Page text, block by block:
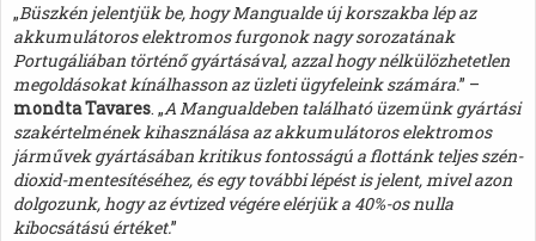
„Büszkén jelentjük be, hogy Mangualde új korszakba lép az
akkumulátoros elektromos furgonok nagy sorozatának
Portugáliában történő gyártásával, azzal hogy nélkülözhetetlen
megoldásokat kínálhasson az üzleti ügyfeleink számára.” –
mondta Tavares. „A Mangualdeben található üzemünk gyártási
szakértelmének kihasználása az akkumulátoros elektromos
járművek gyártásában kritikus fontosságú a flottánk teljes szén-
dioxid-mentesítéséhez, és egy további lépést is jelent, mivel azon
dolgozunk, hogy az évtized végére elérjük a 40%-os nulla
kibocsátású értéket.”